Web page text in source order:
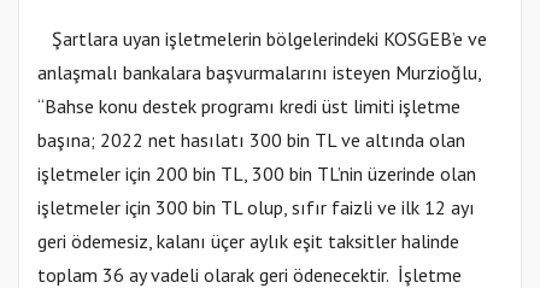
Şartlara uyan işletmelerin bölgelerindeki KOSGEB’e ve
anlaşmalı bankalara başvurmalarını isteyen Murzioğlu,
“Bahse konu destek programı kredi üst limiti işletme
başına; 2022 net hasılatı 300 bin TL ve altında olan
işletmeler için 200 bin TL, 300 bin TL’nin üzerinde olan
işletmeler için 300 bin TL olup, sıfır faizli ve ilk 12 ayı
geri ödemesiz, kalanı üçer aylık eşit taksitler halinde
toplam 36 ay vadeli olarak geri ödenecektir. İşletme